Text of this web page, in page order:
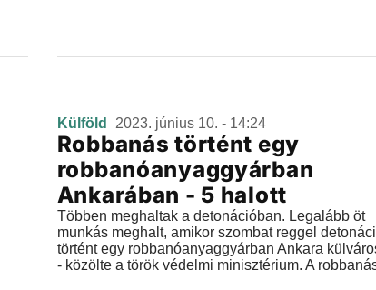
Külföld 2023. június 10. - 14:24
Robbanás történt egy
robbanóanyaggyárban
Ankarában - 5 halott
Többen meghaltak a detonációban. Legalább öt
munkás meghalt, amikor szombat reggel
történt egy robbanóanyaggyárban Ankara
- közölte a török védelmi minisztérium. A